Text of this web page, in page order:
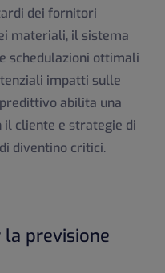
dei fornitori
materiali, il sistema
schedulazioni ottimali
impatti sulle
abilita una
il cliente e strategie di
diventino critici.
previsione